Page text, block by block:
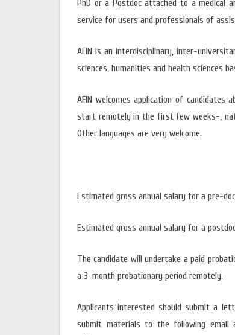
POLÍTICA DE COOKIES E DE
PhD or a Postdoc attached to a medical
service for users and professionals of
AFIN is an interdisciplinary, inter-
sciences, humanities and health sciences
AFIN welcomes application of
start remotely in the first few weeks-,
Other languages are very welcome.
Estimated gross annual salary for a pre-
Estimated gross annual salary for a
The candidate will undertake a paid
a 3-month probationary period remotely.
Applicants interested should submit a
submit materials to the following email